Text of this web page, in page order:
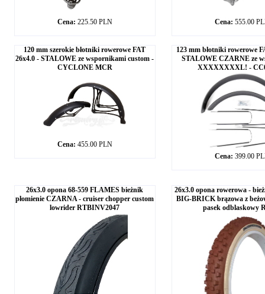
Cena: 225.50 PLN Cena: 555.00
120 mm szerokie błotniki rowerowe FAT
26x4.0 - STALOWE ze wspornikami custom -
CYCLONE MCR
Cena: 455.00 PLN
123 mm błotniki rowerowe
STALOWE CZARNE ze
XXXXXXXXL! -
Cena: 399.00
26x3.0 opona 68-559 FLAMES bieżnik
płomienie CZARNA - cruiser chopper custom
lowrider RTBINV2047
26x3.0 opona rowerowa -
BIG-BRICK brązowa z
pasek odblaskowy